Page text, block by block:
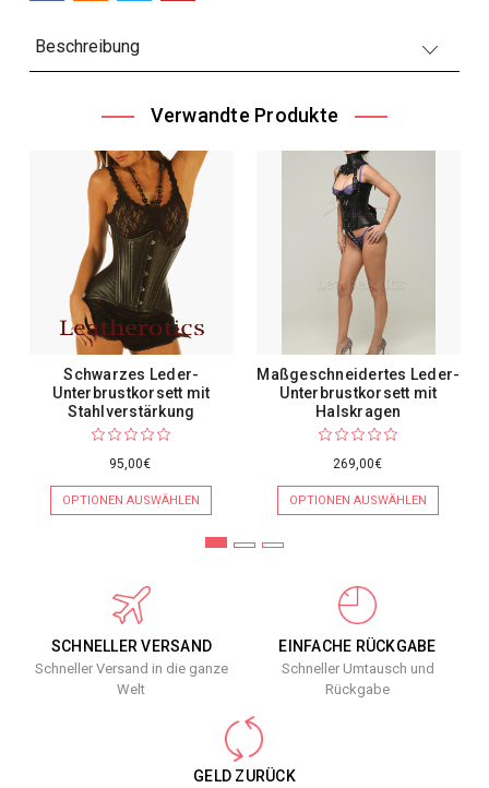
Beschreibung
Verwandte Produkte
Schwarzes Leder-
Unterbrustkorsett mit
Stahlverstärkung
95,00€
OPTIONEN AUSWÄHLEN
Maßgeschneidertes Leder-
Unterbrustkorsett mit
Halskragen
269,00€
OPTIONEN AUSWÄHLEN
SCHNELLER VERSAND
Schneller Versand in die ganze
Welt
EINFACHE RÜCKGABE
Schneller Umtausch und
Rückgabe
GELD ZURÜCK